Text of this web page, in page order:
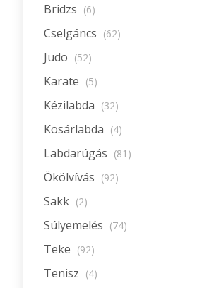
Bridzs (6)
Cselgáncs (62)
Judo (52)
Karate (5)
Kézilabda (32)
Kosárlabda (4)
Labdarúgás (81)
Ökölvívás (92)
Sakk (2)
Súlyemelés (74)
Teke (92)
Tenisz (4)